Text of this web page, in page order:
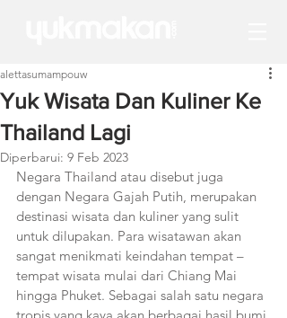
Yuk Wisata Dan Kuliner Ke
Thailand Lagi
alettasumampouw
Diperbarui: 9 Feb 2023
Negara Thailand atau disebut juga
dengan Negara Gajah Putih, merupakan
destinasi wisata dan kuliner yang sulit
untuk dilupakan. Para wisatawan akan
sangat menikmati keindahan tempat –
tempat wisata mulai dari Chiang Mai
hingga Phuket. Sebagai salah satu negara